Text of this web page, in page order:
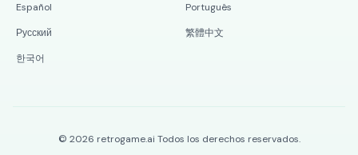
Español
Português
Русский
繁體中文
한국어
© 2026 retrogame.ai Todos los derechos reservados.